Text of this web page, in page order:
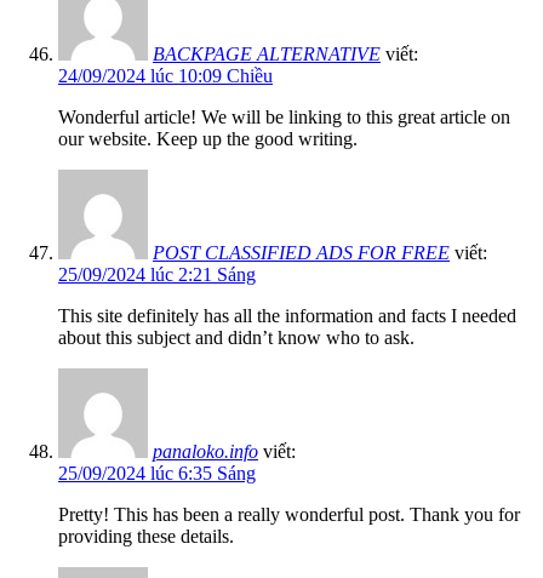
BACKPAGE ALTERNATIVE viết:
24/09/2024 lúc 10:09 Chiều
Wonderful article! We will be linking to this great article on
our website. Keep up the good writing.
POST CLASSIFIED ADS FOR FREE viết:
25/09/2024 lúc 2:21 Sáng
This site definitely has all the information and facts I needed
about this subject and didn’t know who to ask.
panaloko.info viết:
25/09/2024 lúc 6:35 Sáng
Pretty! This has been a really wonderful post. Thank you for
providing these details.